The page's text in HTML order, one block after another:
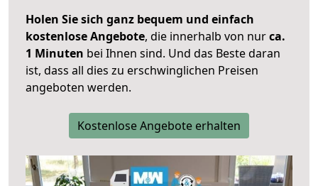
Holen Sie sich ganz bequem und einfach
kostenlose Angebote, die innerhalb von nurca.
1 Minuten bei Ihnen sind. Und das Beste daran
ist, dass all dies zu erschwinglichen Preisen
angeboten werden.
Kostenlose Angebote erhalten